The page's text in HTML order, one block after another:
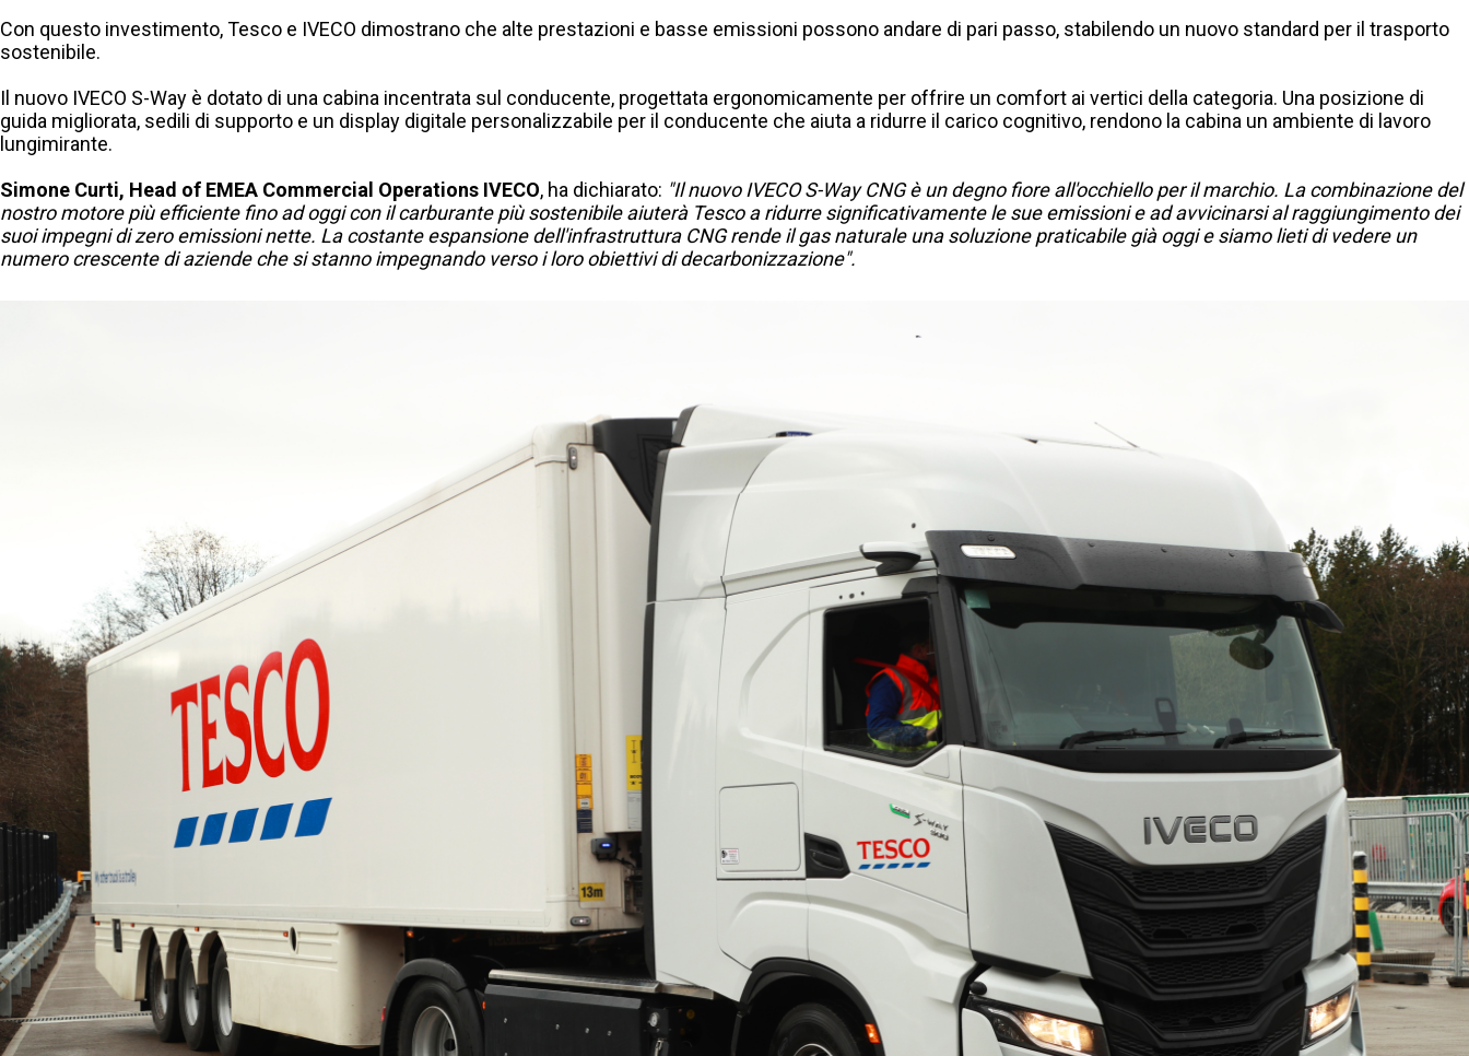
Con questo investimento, Tesco e IVECO dimostrano che alte prestazioni e basse emissioni possono andare di pari passo, stabilendo un nuovo standard per il trasporto
sostenibile.
Il nuovo IVECO S-Way è dotato di una cabina incentrata sul conducente, progettata ergonomicamente per offrire un comfort ai vertici della categoria. Una posizione di
guida migliorata, sedili di supporto e un display digitale personalizzabile per il conducente che aiuta a ridurre il carico cognitivo, rendono la cabina un ambiente di lavoro
lungimirante.
Simone Curti, Head of EMEA Commercial Operations IVECO, ha dichiarato: "Il nuovo IVECO S-Way CNG è un degno fiore all'occhiello per il marchio. La combinazione del
nostro motore più efficiente fino ad oggi con il carburante più sostenibile aiuterà Tesco a ridurre significativamente le sue emissioni e ad avvicinarsi al raggiungimento dei
suoi impegni di zero emissioni nette. La costante espansione dell'infrastruttura CNG rende il gas naturale una soluzione praticabile già oggi e siamo lieti di vedere un
numero crescente di aziende che si stanno impegnando verso i loro obiettivi di decarbonizzazione".